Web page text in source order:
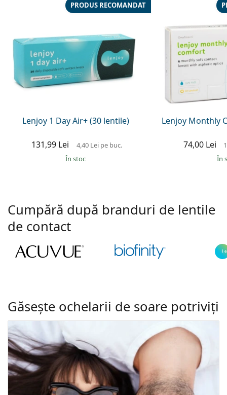
Lenjoy 1 Day Air+ (30 lentile)
PRODUS RECOMANDAT
131,99 Lei 4,40 Leipe buc.
În stoc
Lenjoy Monthly
74,00 Lei
În
Cumpără după branduri de lentile
de contact
Găsește ochelarii de soare potriviți